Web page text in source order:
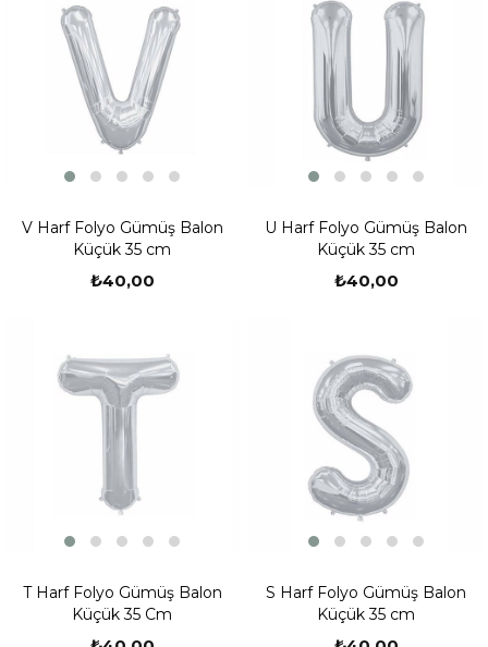
V Harf Folyo Gümüş Balon
Küçük 35 cm
₺40,00
U Harf Folyo Gümüş Balon
Küçük 35 cm
₺40,00
T Harf Folyo Gümüş Balon
Küçük 35 Cm
S Harf Folyo Gümüş Balon
Küçük 35 cm